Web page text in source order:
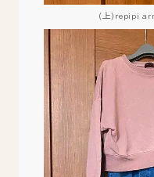
(上)repipi